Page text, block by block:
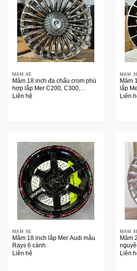
MÂM XE
Mâm 18 inch đa chấu crom phù
hợp lắp Mer C200, C300,
E200….
Liên hệ
MÂM
Mâm
lắp
Liên
MÂM XE
Mâm 18 inch lắp Mer Audi mẫu
Rays 6 cánh
Liên hệ
MÂM
Mâm
Mer,
Liên